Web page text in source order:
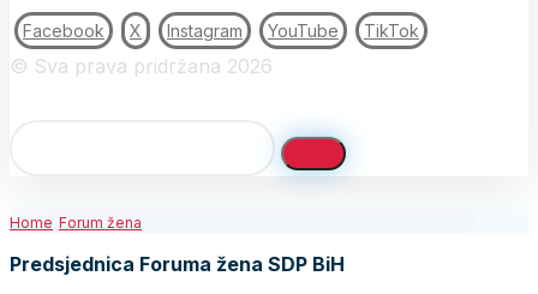
Facebook X Instagram YouTube TikTok
© Sva prava pridržana 2026
Home Forum žena
Predsjednica Foruma žena SDP BiH